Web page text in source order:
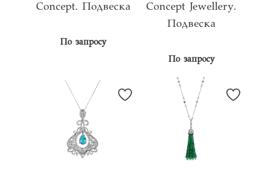
Concept. Подвеска
По запросу
Concept Jewellery.
Подвеска
По запросу